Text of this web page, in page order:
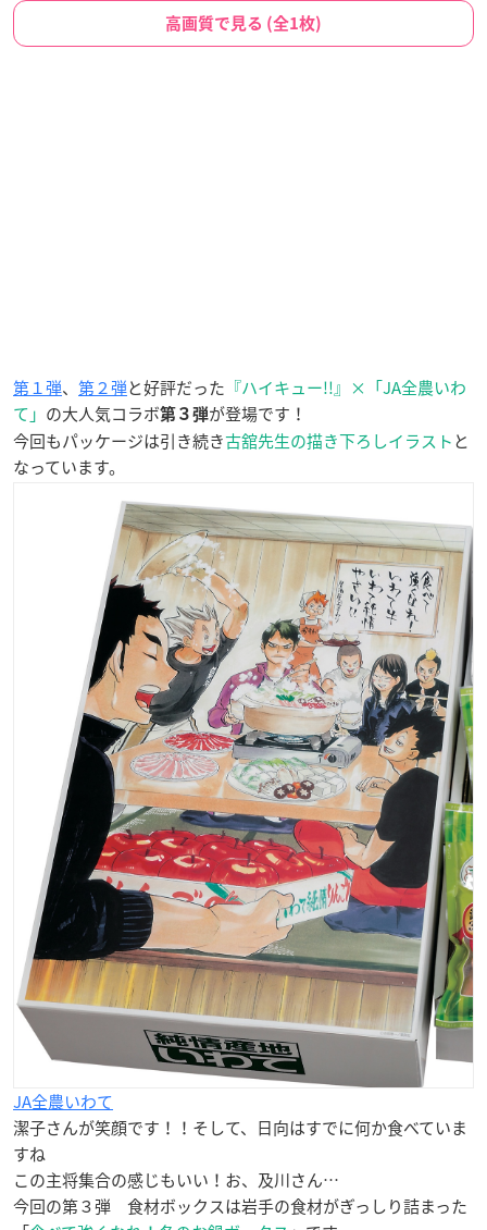
高画質で見る (全1枚)
第１弾、 第２弾と好評だった 『ハイキュー!!』×「JA全農いわ
て」 の大人気コラボ第３弾が登場です！
今回もパッケージは引き続き古舘先生の描き下ろしイラストと
なっています。
JA全農いわて
潔子さんが笑顔です！！そして、日向はすでに何か食べていま
すね
この主将集合の感じもいい！お、及川さん…
今回の第３弾 食材ボックスは岩手の食材がぎっしり詰まった